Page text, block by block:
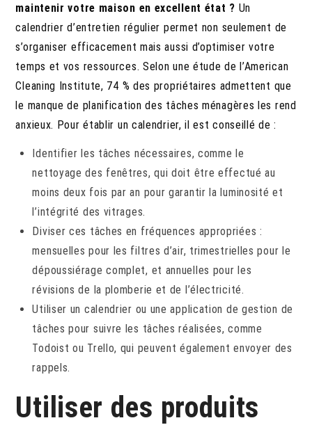
maintenir votre maison en excellent état ? Un
calendrier d’entretien régulier permet non seulement de
s’organiser efficacement mais aussi d’optimiser votre
temps et vos ressources. Selon une étude de l’American
Cleaning Institute, 74 % des propriétaires admettent que
le manque de planification des tâches ménagères les rend
anxieux. Pour établir un calendrier, il est conseillé de :
Identifier les tâches nécessaires, comme le
nettoyage des fenêtres, qui doit être effectué au
moins deux fois par an pour garantir la luminosité et
l’intégrité des vitrages.
Diviser ces tâches en fréquences appropriées :
mensuelles pour les filtres d’air, trimestrielles pour le
dépoussiérage complet, et annuelles pour les
révisions de la plomberie et de l’électricité.
Utiliser un calendrier ou une application de gestion de
tâches pour suivre les tâches réalisées, comme
Todoist ou Trello, qui peuvent également envoyer des
rappels.
Utiliser des produits